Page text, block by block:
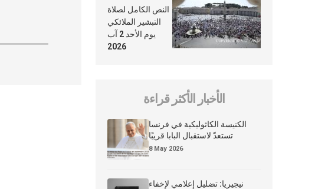
عنايته بنا لا
تغيب عنّا أبدًا
النص الكامل لصلاة
التبشير الملائكي
يوم الأحد 2 آب
2026
الأخبار الأكثر قراءة
الكنيسة الكاثوليكية في فرنسا
تستعدّ لاستقبال البابا قريبًا
8 May 2026
نيجيريا: تضليل إعلامي لإخفاء